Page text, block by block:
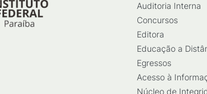
Auditoria Interna
Concursos
Editora
Educação a
Egressos
Acesso à
Núcleo de